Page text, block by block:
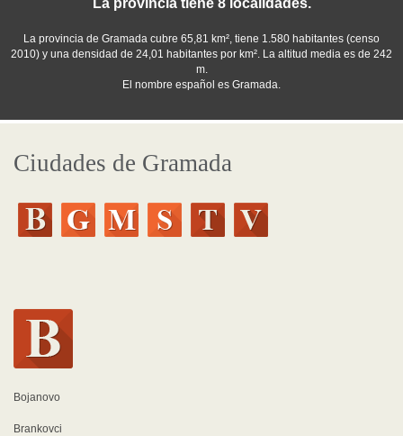
La provincia tiene 8 localidades.
La provincia de Gramada cubre 65,81 km², tiene 1.580 habitantes (censo
2010) y una densidad de 24,01 habitantes por km². La altitud media es de 242
m.
El nombre español es Gramada.
Ciudades de Gramada
Bojanovo
Brankovci